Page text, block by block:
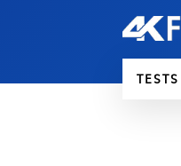
TESTS